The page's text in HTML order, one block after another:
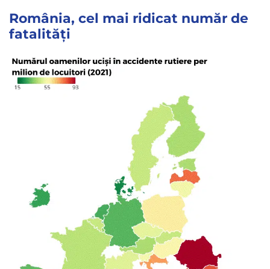
România, cel mai ridicat număr de
fatalități